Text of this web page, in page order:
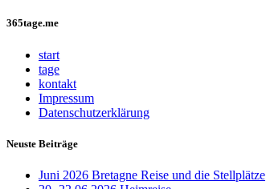
365tage.me
start
tage
kontakt
Impressum
Datenschutzerklärung
Neuste Beiträge
Juni 2026 Bretagne Reise und die Stellplätze